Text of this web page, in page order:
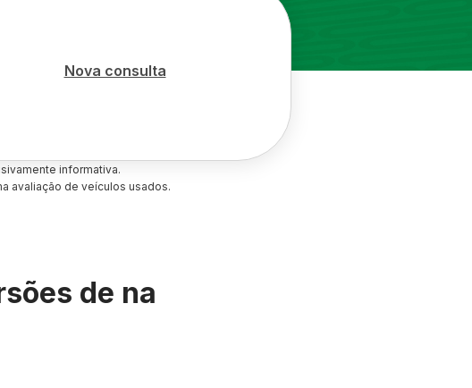
Nova consulta
informativa.
avaliação de veículos usados.
de na